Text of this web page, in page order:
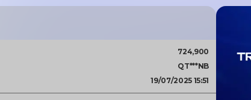
724,900
QT***NB
19/07/2025 15:51